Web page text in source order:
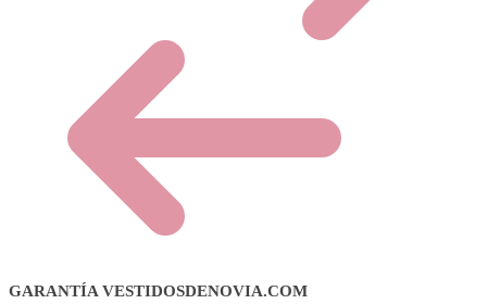
GARANTÍA VESTIDOSDENOVIA.COM